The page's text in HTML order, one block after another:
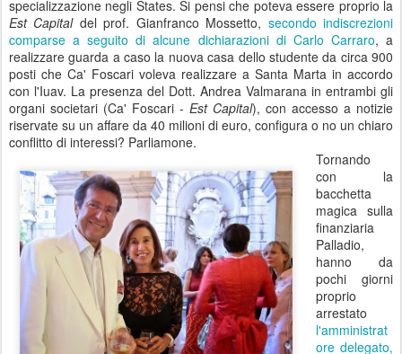
specializzazione negli States. Si pensi che poteva essere proprio la
Est Capitaldel prof. Gianfranco Mossetto, secondo indiscrezioni
comparse a seguito di alcune dichiarazioni di Carlo Carraro, a
realizzare guarda a caso la nuova casa dello studente da circa 900
posti che Ca' Foscari voleva realizzare a Santa Marta in accordo
con l'Iuav. La presenza del Dott. Andrea Valmarana in entrambi gli
organi societari (Ca' Foscari - Est Capital), con accesso a notizie
riservate su un affare da 40 milioni di euro, configura o no un chiaro
conflitto di interessi? Parliamone.
Tornando
con la
bacchetta
magica sulla
finanziaria
Palladio,
hanno da
pochi giorni
proprio
arrestato
l'amministrat
ore delegato,